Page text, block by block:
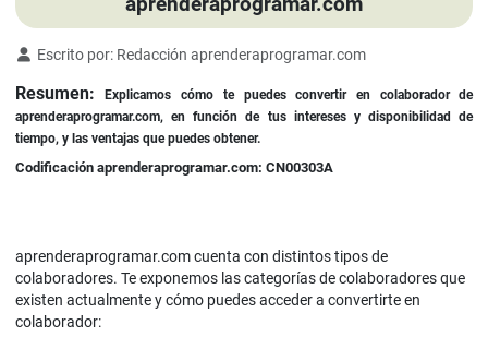
Detalles
Escrito por: Redacción aprenderaprogramar.com
Resumen:Explicamos cómo te puedes convertir en colaborador de
aprenderaprogramar.com, en función de tus intereses y disponibilidad de
tiempo, y las ventajas que puedes obtener.
Codificación aprenderaprogramar.com: CN00303A
aprenderaprogramar.com cuenta con distintos tipos de
colaboradores. Te exponemos las categorías de colaboradores que
existen actualmente y cómo puedes acceder a convertirte en
colaborador: